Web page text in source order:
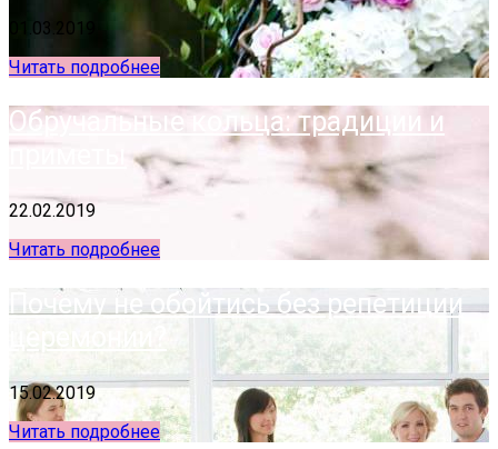
01.03.2019
Читать подробнее
Обручальные кольца: традиции и
приметы
22.02.2019
Читать подробнее
Почему не обойтись без репетиции
церемонии?
15.02.2019
Читать подробнее